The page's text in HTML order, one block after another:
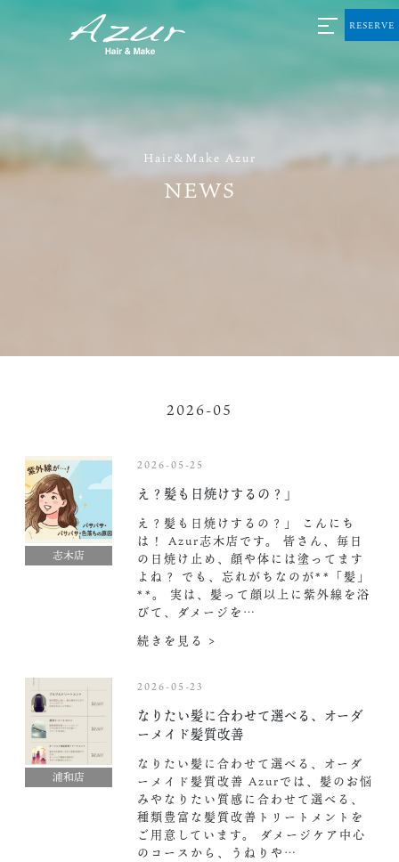
Hair&Make Azur
NEWS
RESERVE
2026-05
志木店
2026-05-25
え？髪も日焼けするの？」
え？髪も日焼けするの？」 こんにち
は！ Azur志木店です。 皆さん、毎日
の日焼け止め、顔や体には塗ってます
よね？ でも、忘れがちなのが**「髪」
**。 実は、髪って顔以上に紫外線を浴
びて、ダメージを…
続きを見る >
浦和店
2026-05-23
なりたい髪に合わせて選べる、オーダ
ーメイド髪質改善
なりたい髪に合わせて選べる、オーダ
ーメイド髪質改善 Azurでは、髪のお悩
みやなりたい質感に合わせて選べる、
種類豊富な髪質改善トリートメントを
ご用意しています。 ダメージケア中心
のコースから、うねりや…